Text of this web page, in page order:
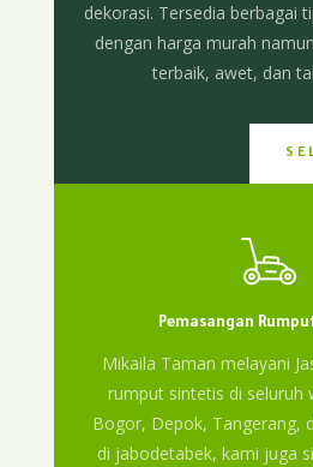
dekorasi. Tersedia berbagai
dengan harga murah
terbaik, awet, dan
Pemasangan
Mikaila Taman melayani
rumput sintetis di seluruh
Bogor, Depok, Tangerang,
di jabodetabek, kami juga